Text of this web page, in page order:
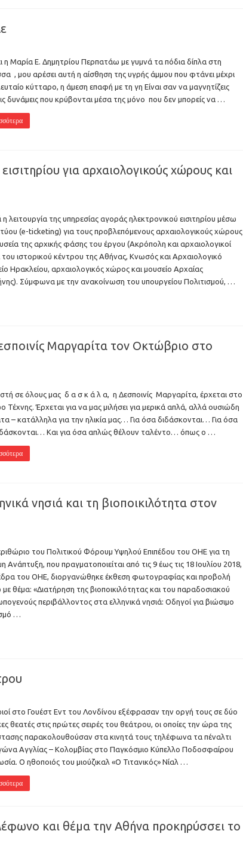
η Μαρία Ε. Δημητρίου Περπατάω με γυμνά τα πόδια δίπλα στη
, μου αρέσει αυτή η αίσθηση της υγρής άμμου που φτάνει μέχρι
κύτταρο, η άμεση επαφή με τη γη Είναι σαν να μαγνητίζεις
δυνάμεις που κρύβονται μέσα της μόνο που δεν μπορείς να …
για αρχαιολογικούς χώρους και
η λειτουργία της υπηρεσίας αγοράς ηλεκτρονικού εισιτηρίου μέσω
(e-ticketing) για τους προβλεπόμενους αρχαιολογικούς χώρους
της αρχικής φάσης του έργου (Ακρόπολη και αρχαιολογικοί
ιστορικού κέντρου της Αθήνας, Κνωσός και Αρχαιολογικό
Ηρακλείου, αρχαιολογικός χώρος και μουσείο Αρχαίας
Σύμφωνα με την ανακοίνωση του υπουργείου Πολιτισμού, …
Μαργαρίτα τον Οκτώβριο στο
σε όλους μας δ α σ κ ά λ α, η Δεσποινίς Μαργαρίτα, έρχεται στο
Τέχνης. Έρχεται για να μας μιλήσει για μερικά απλά, αλλά ουσιώδη
– κατάλληλα για την ηλικία μας… Για όσα διδάσκονται… Για όσα
Και για όσα απλώς θέλουν ταλέντο… όπως ο …
νησιά και τη βιοποικιλότητα στον
του Πολιτικού Φόρουμ Υψηλού Επιπέδου του ΟΗΕ για τη
Ανάπτυξη, που πραγματοποιείται από τις 9 έως τις 18 Ιουλίου 2018,
του ΟΗΕ, διοργανώθηκε έκθεση φωτογραφίας και προβολή
με θέμα: «Διατήρηση της βιοποικιλότητας και του παραδοσιακού
περιβάλλοντος στα ελληνικά νησιά: Οδηγοί για βιώσιμο
…
στο Γουέστ Εντ του Λονδίνου εξέφρασαν την οργή τους σε δύο
θεατές στις πρώτες σειρές του θεάτρου, οι οποίες την ώρα της
παρακολουθούσαν στα κινητά τους τηλέφωνα τα πέναλτι
Αγγλίας – Κολομβίας στο Παγκόσμιο Κύπελλο Ποδοσφαίρου
Ο ηθοποιός του μιούζικαλ «Ο Τιτανικός» Νίαλ …
και θέμα την Αθήνα προκηρύσσει το